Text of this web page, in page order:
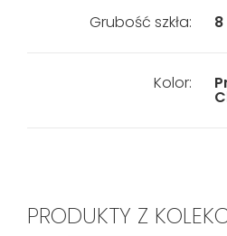
Grubość szkła:
Kolor:
PRODUKTY Z